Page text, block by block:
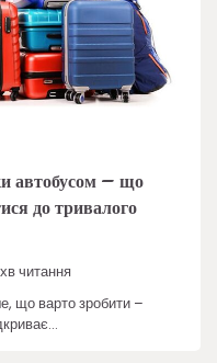
автобусом – що
до тривалого
читання
що варто зробити –